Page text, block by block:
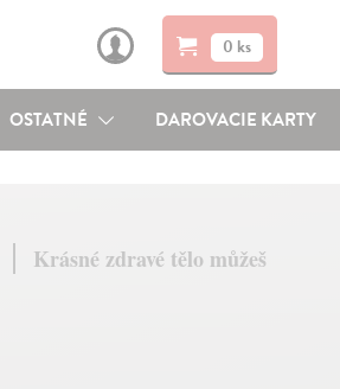
0 ks
OSTATNÉ DAROVACIE KARTY
Krásné zdravé tělo můžeš